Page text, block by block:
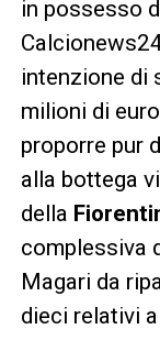
in possesso
intenzione di
milioni di
proporre pur
alla bottega
della
complessiva
Magari da
dieci relativi